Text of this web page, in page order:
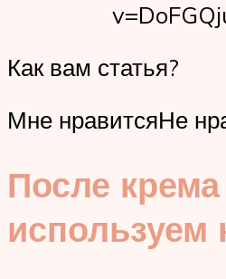
Как вам статья?
Мне нравитсяНе
После крема
используем